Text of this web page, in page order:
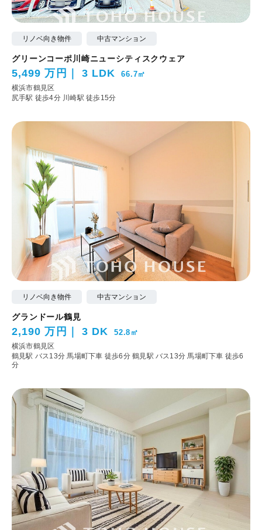
リノベ向き物件 中古マンション
グリーンコーポ川崎ニューシティスクウェア
5,499 万円 3 LDK 66.7㎡
横浜市鶴見区
尻手駅 徒歩4分 川崎駅 徒歩15分
リノベ向き物件 中古マンション
グランドール鶴見
2,190 万円 3 DK 52.8㎡
横浜市鶴見区
鶴見駅 バス13分 馬場町下車 徒歩6分鶴見駅 バス13分 馬場町下車 徒歩6
分